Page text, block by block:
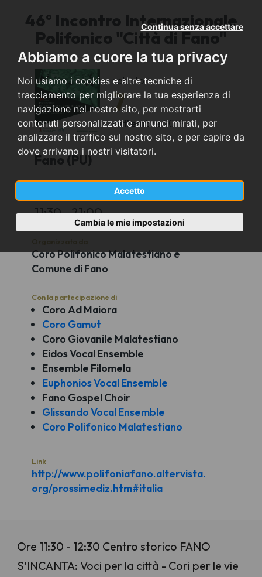
Abbiamo a cuore la tua privacy
Noi usiamo i cookies e altre tecniche di
tracciamento per migliorare la tua esperienza di
navigazione nel nostro sito, per mostrarti
contenuti personalizzati e annunci mirati, per
analizzare il traffico sul nostro sito, e per capire da
dove arrivano i nostri visitatori.
Accetto
Continua senza accettare
Cambia le mie impostazioni
46° Incontro Internazionale
Polifonico "Città di Fano"
sabato
7
settembre2019
Fano (PU)
Concerti in chiese, chiostri e piazze del centro
11:30 - 21:00
Coro Polifonico Malatestiano e
Comune di Fano
Con la partecipazione di
Coro Ad Maiora
Coro Gamut
Coro Giovanile Malatestiano
Eidos Vocal Ensemble
Ensemble Filomela
Euphonios Vocal Ensemble
Fano Gospel Choir
Glissando Vocal Ensemble
Coro Polifonico Malatestiano
Link
http://www.polifoniafano.altervista.
org/prossimediz.htm#italia
Ore 11:30 - 12:30 Centro storico FANO
S'INCANTA: Voci per la città - Cori per le vie